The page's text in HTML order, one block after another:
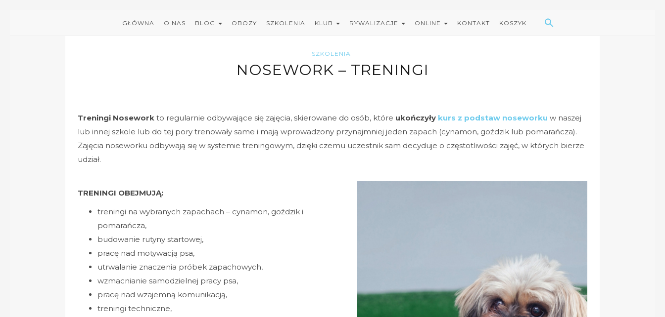
GŁÓWNA O NAS BLOG OBOZY SZKOLENIA KLUB RYWALIZACJE ONLINE KONTAKT KOSZYK
Search
for:
SZKOLENIA
NOSEWORK – TRENINGI
Treningi Nosework to regularnie odbywające się zajęcia, skierowane do osób, które ukończyły kurs z podstaw noseworku w naszej
lub innej szkole lub do tej pory trenowały same i mają wprowadzony przynajmniej jeden zapach (cynamon, goździk lub pomarańcza).
Zajęcia noseworku odbywają się w systemie treningowym, dzięki czemu uczestnik sam decyduje o częstotliwości zajęć, w których bierze
udział.
TRENINGI OBEJMUJĄ:
treningi na wybranych zapachach – cynamon, goździk i
pomarańcza,
budowanie rutyny startowej,
pracę nad motywacją psa,
utrwalanie znaczenia próbek zapachowych,
wzmacnianie samodzielnej pracy psa,
pracę nad wzajemną komunikacją,
treningi techniczne,